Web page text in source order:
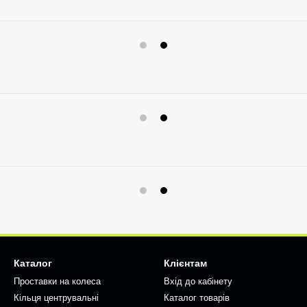
Каталог
Проставки на колеса
Кільця центрувальні
Клієнтам
Вхід до кабінету
Каталог товарів